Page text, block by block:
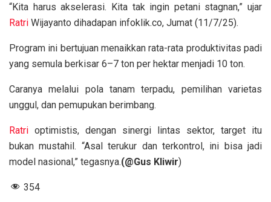
“Kita harus akselerasi. Kita tak ingin petani stagnan,” ujar
Ratri Wijayanto dihadapan infoklik.co, Jumat (11/7/25).
Program ini bertujuan menaikkan rata-rata produktivitas padi
yang semula berkisar 6–7 ton per hektar menjadi 10 ton.
Caranya melalui pola tanam terpadu, pemilihan varietas
unggul, dan pemupukan berimbang.
Ratri optimistis, dengan sinergi lintas sektor, target itu
bukan mustahil. “Asal terukur dan terkontrol, ini bisa jadi
model nasional,” tegasnya.(@Gus Kliwir)
354